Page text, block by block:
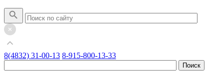
8(4832) 31-00-13 8-915-800-13-33